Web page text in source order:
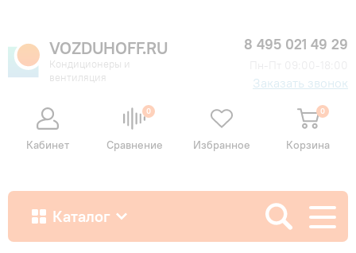
VOZDUHOFF.RU
Кондиционеры и
вентиляция
8 495 021 49 29
Заказать звонок
Кабинет
0
Сравнение Избранное
0
Корзина
Каталог